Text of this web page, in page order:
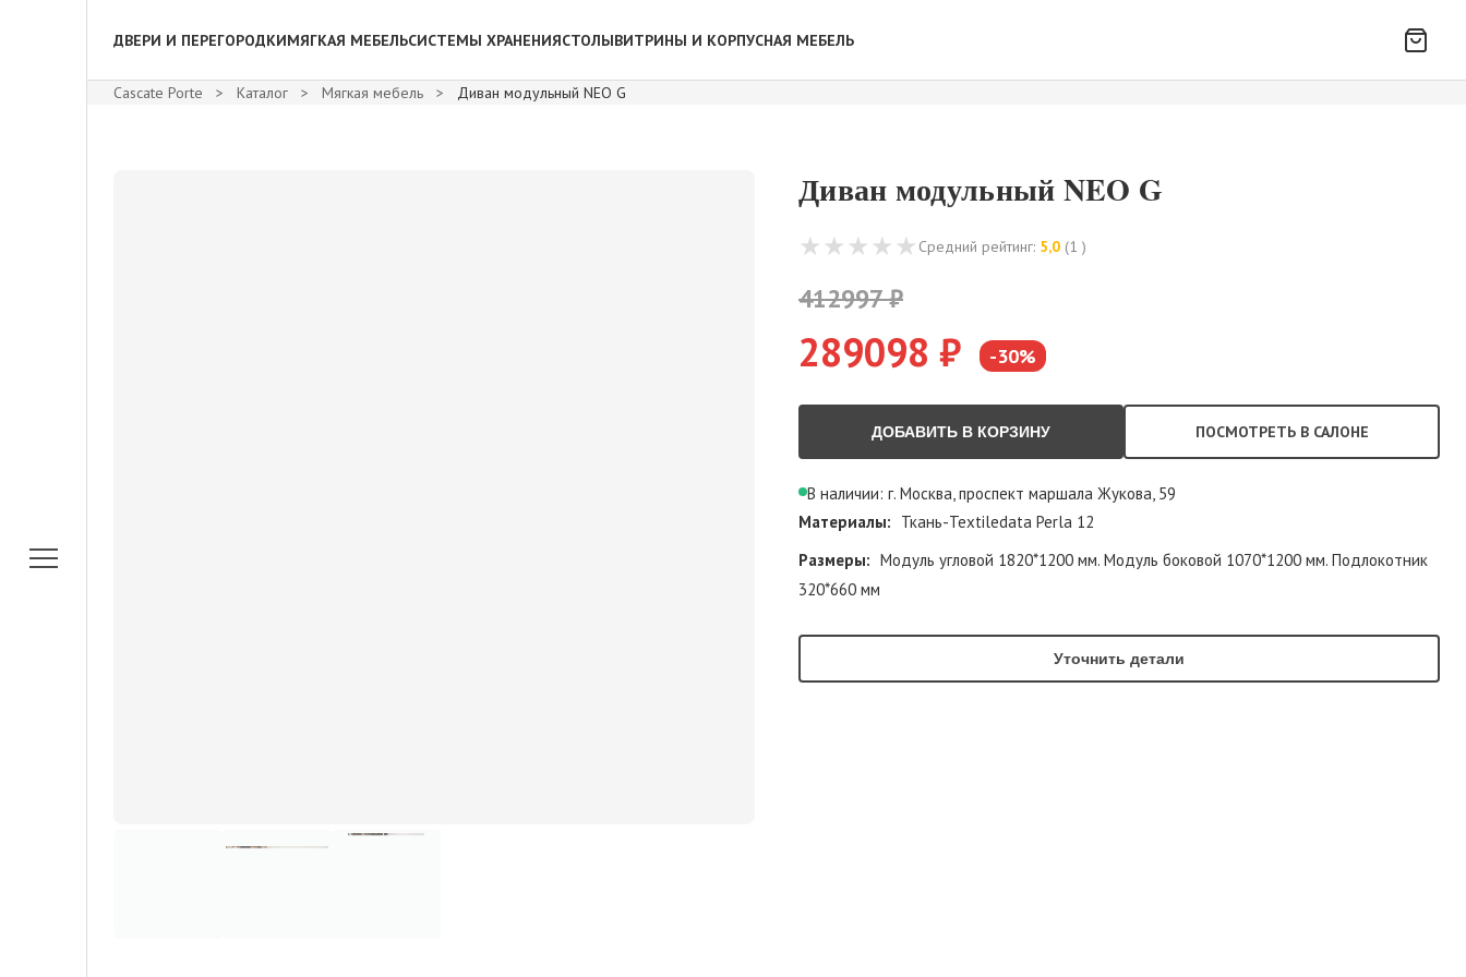
ДВЕРИ И ПЕРЕГОРОДКИМЯГКАЯ МЕБЕЛЬСИСТЕМЫ ХРАНЕНИЯСТОЛЫВИТРИНЫ И КОРПУСНАЯ МЕБЕЛЬ
Cascate Porte > Каталог > Мягкая мебель > Диван модульный NEO G
Диван модульный NEO G
★★★★★ Средний рейтинг: 5,0 (1 )
412997 ₽
289098 ₽ -30%
ДОБАВИТЬ В КОРЗИНУ ПОСМОТРЕТЬ В САЛОНЕ
В наличии: г. Москва, проспект маршала Жукова, 59
Материалы: Ткань-Textiledata Perla 12
Размеры: Модуль угловой 1820*1200 мм. Модуль боковой 1070*1200 мм. Подлокотник
320*660 мм
Уточнить детали